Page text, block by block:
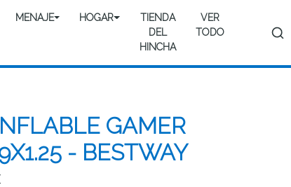
MENAJE HOGAR
TIENDA
DEL
HINCHA
VER
TODO
GAMER
- BESTWAY